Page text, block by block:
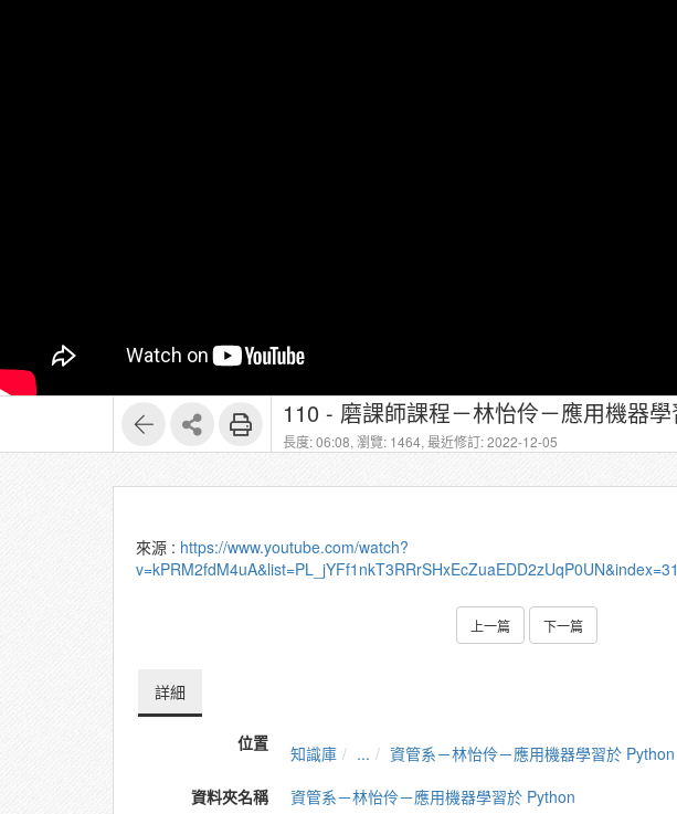
長度: 06:08, 瀏覽: 1464, 最近修訂: 2022-12-05
來源 : https://www.youtube.com/watch?
v=kPRM2fdM4uA&list=PL_jYFf1nkT3RRrSHxEcZuaEDD2zUqP0UN&index=31
上一篇 下一篇
詳細
位置 知識庫 ...
資管系－林怡伶－應⽤機器學習於 Python
資料夾名稱
資管系－林怡伶－應⽤機器學習於 Python